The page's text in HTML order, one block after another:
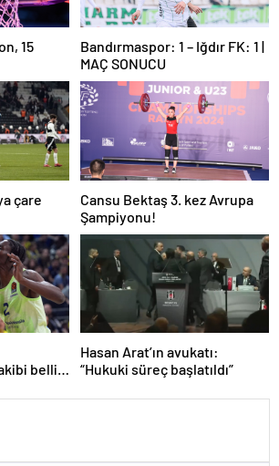
15
Bandırmaspor: 1 – Iğdır FK: 1 |
MAÇ SONUCU
çare
Cansu Bektaş 3. kez Avrupa
Şampiyonu!
belli
Hasan Arat’ın avukatı:
“Hukuki süreç başlatıldı”